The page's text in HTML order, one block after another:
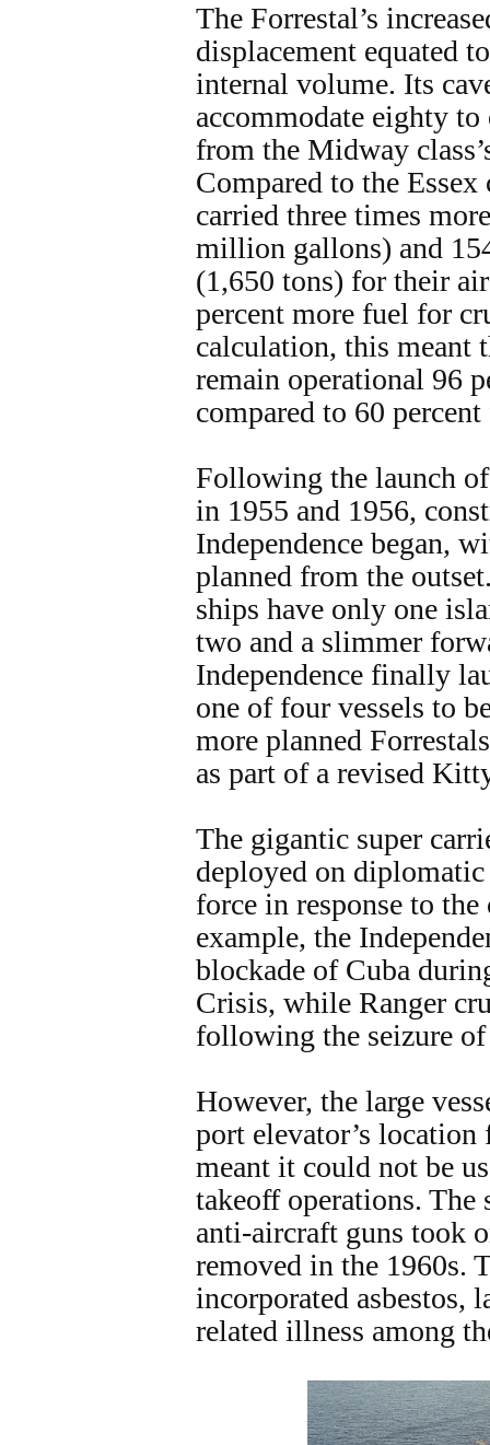
The Forrestal’s
displacement equated
internal volume. Its
accommodate eighty
from the Midway
Compared to the Essex
carried three times
million gallons) and
(1,650 tons) for their
percent more fuel for
calculation, this meant
remain operational 96
compared to 60
Following the launch
in 1955 and 1956,
Independence began,
planned from the
ships have only one
two and a slimmer
Independence finally
one of four vessels to
more planned
as part of a revised
The gigantic super
deployed on
force in response to
example, the
blockade of Cuba
Crisis, while Ranger
following the seizure
However, the large
port elevator’s
meant it could not be
takeoff operations. The
anti-aircraft guns took
removed in the 1960s.
incorporated asbestos,
related illness among